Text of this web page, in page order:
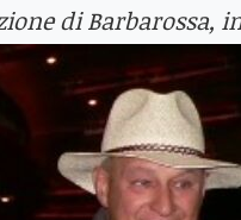
di Barbarossa,